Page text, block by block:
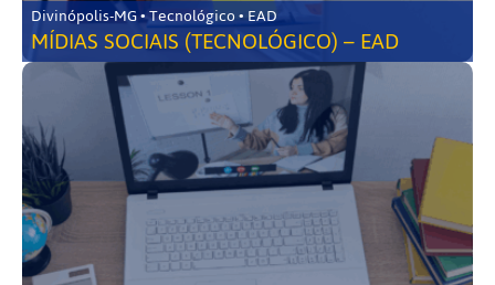
Divinópolis-MG • Tecnológico • EAD
MÍDIAS SOCIAIS (TECNOLÓGICO) – EAD